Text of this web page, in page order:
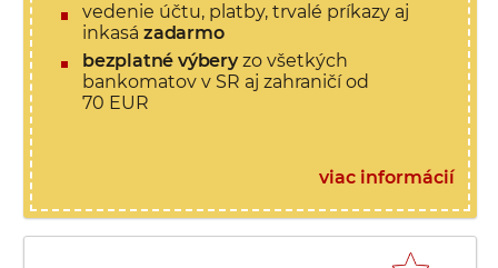
vedenie účtu, platby, trvalé príkazy aj
inkasá zadarmo
bezplatné výberyzo všetkých
bankomatov v SR aj zahraničí od
70 EUR
viac informácií